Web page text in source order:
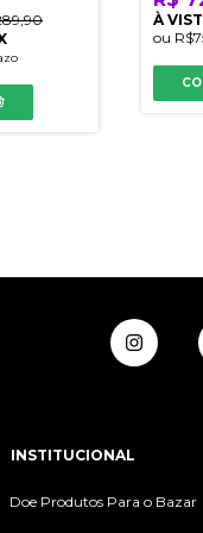
À
ou
INSTITUCIONAL
Doe Produtos Para o Bazar